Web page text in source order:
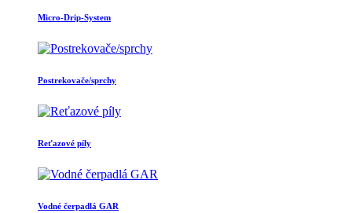
Micro-Drip-System
Postrekovače/sprchy
Reťazové píly
Vodné čerpadlá GAR